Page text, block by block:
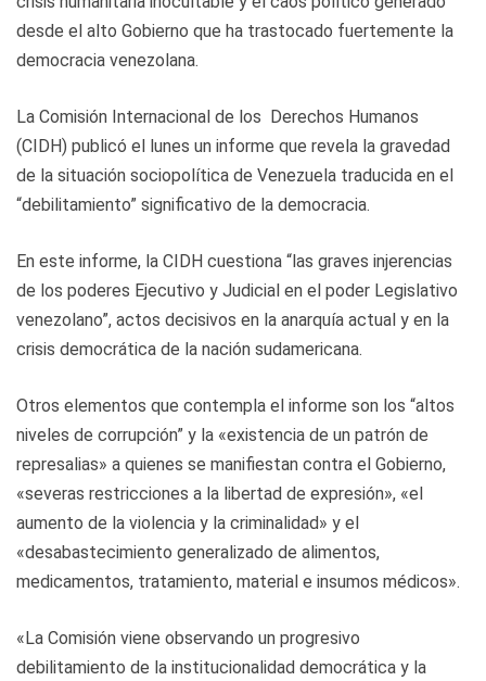
desde el alto Gobierno que ha trastocado fuertemente la
democracia venezolana.
La Comisión Internacional de los Derechos Humanos
(CIDH) publicó el lunes un informe que revela la gravedad
de la situación sociopolítica de Venezuela traducida en el
“debilitamiento” significativo de la democracia.
En este informe, la CIDH cuestiona “las graves injerencias
de los poderes Ejecutivo y Judicial en el poder Legislativo
venezolano”, actos decisivos en la anarquía actual y en la
crisis democrática de la nación sudamericana.
Otros elementos que contempla el informe son los “altos
niveles de corrupción” y la «existencia de un patrón de
represalias» a quienes se manifiestan contra el Gobierno,
«severas restricciones a la libertad de expresión», «el
aumento de la violencia y la criminalidad» y el
«desabastecimiento generalizado de alimentos,
medicamentos, tratamiento, material e insumos médicos».
«La Comisión viene observando un progresivo
debilitamiento de la institucionalidad democrática y la